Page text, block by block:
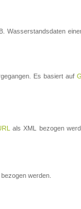
Wasserstandsdaten
Es basiert auf
als XML bezogen
werden.